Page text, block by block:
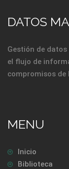
DATOS
Gestión de
el flujo de
compromisos de
MENU
Inicio
Biblioteca